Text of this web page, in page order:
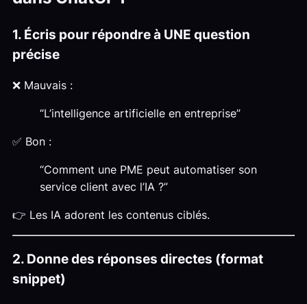
1. Écris pour répondre à UNE question
précise
❌ Mauvais :
“L’intelligence artificielle en entreprise”
✅ Bon :
“Comment une PME peut automatiser son
service client avec l’IA ?”
👉 Les IA adorent les contenus ciblés.
2. Donne des réponses directes (format
snippet)